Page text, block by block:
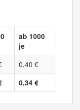
ab 1000
je
0,40 €
0,34 €